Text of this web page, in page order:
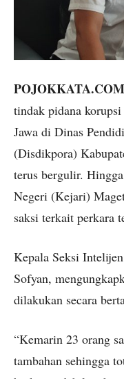
tindak pidana korupsi
Jawa di Dinas
(Disdikpora)
terus bergulir.
Negeri (Kejari)
saksi terkait perkara
Kepala Seksi
Sofyan,
dilakukan secara
“Kemarin 23 orang
tambahan sehingga